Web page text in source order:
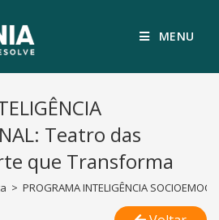
MENU
Teatro das
que Transforma
> PROGRAMA INTELIGÊNCIA